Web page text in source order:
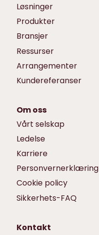
Løsninger
Produkter
Bransjer
Ressurser
Arrangementer
Kundereferanser
Om oss
Vårt selskap
Ledelse
Karriere
Personvernerklæring
Cookie policy
Sikkerhets-FAQ
Kontakt